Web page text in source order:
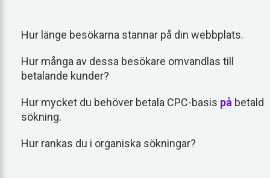
Hur länge besökarna stannar på din webbplats.
Hur många av dessa besökare omvandlas till
betalande kunder?
Hur mycket du behöver betala CPC-basis på betald
sökning.
Hur rankas du i organiska sökningar?